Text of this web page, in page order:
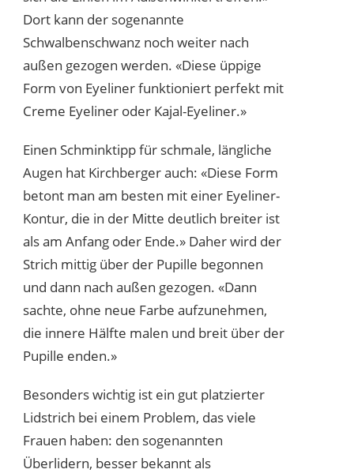
Dort kann der sogenannte
Schwalbenschwanz noch weiter nach
außen gezogen werden. «Diese üppige
Form von Eyeliner funktioniert perfekt mit
Creme Eyeliner oder Kajal-Eyeliner.»
Einen Schminktipp für schmale, längliche
Augen hat Kirchberger auch: «Diese Form
betont man am besten mit einer Eyeliner-
Kontur, die in der Mitte deutlich breiter ist
als am Anfang oder Ende.» Daher wird der
Strich mittig über der Pupille begonnen
und dann nach außen gezogen. «Dann
sachte, ohne neue Farbe aufzunehmen,
die innere Hälfte malen und breit über der
Pupille enden.»
Besonders wichtig ist ein gut platzierter
Lidstrich bei einem Problem, das viele
Frauen haben: den sogenannten
Überlidern, besser bekannt als